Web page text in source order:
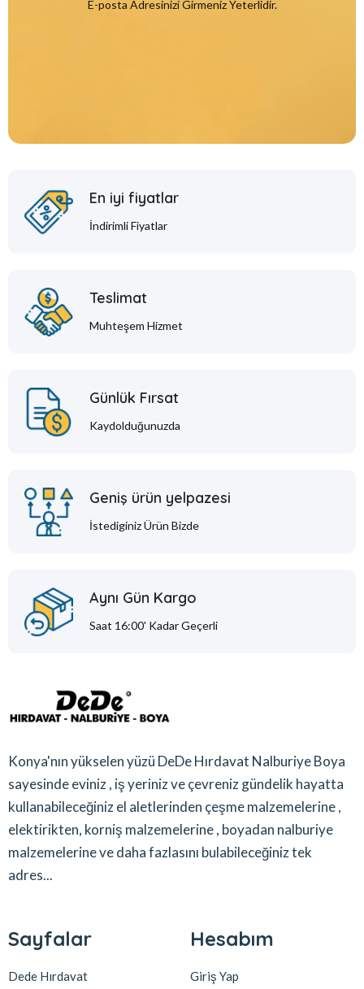
E-posta Adresinizi Girmeniz Yeterlidir.
En iyi fiyatlar
İndirimli Fiyatlar
Teslimat
Muhteşem Hizmet
Günlük Fırsat
Kaydolduğunuzda
Geniş ürün yelpazesi
İstediginiz Ürün Bizde
Aynı Gün Kargo
Saat 16:00' Kadar Geçerli
Konya'nın yükselen yüzü DeDe Hırdavat Nalburiye Boya
sayesinde eviniz , iş yeriniz ve çevreniz gündelik hayatta
kullanabileceğiniz el aletlerinden çeşme malzemelerine ,
elektirikten, korniş malzemelerine , boyadan nalburiye
malzemelerine ve daha fazlasını bulabileceğiniz tek
adres...
Sayfalar
Dede Hırdavat
Hesabım
Giriş Yap